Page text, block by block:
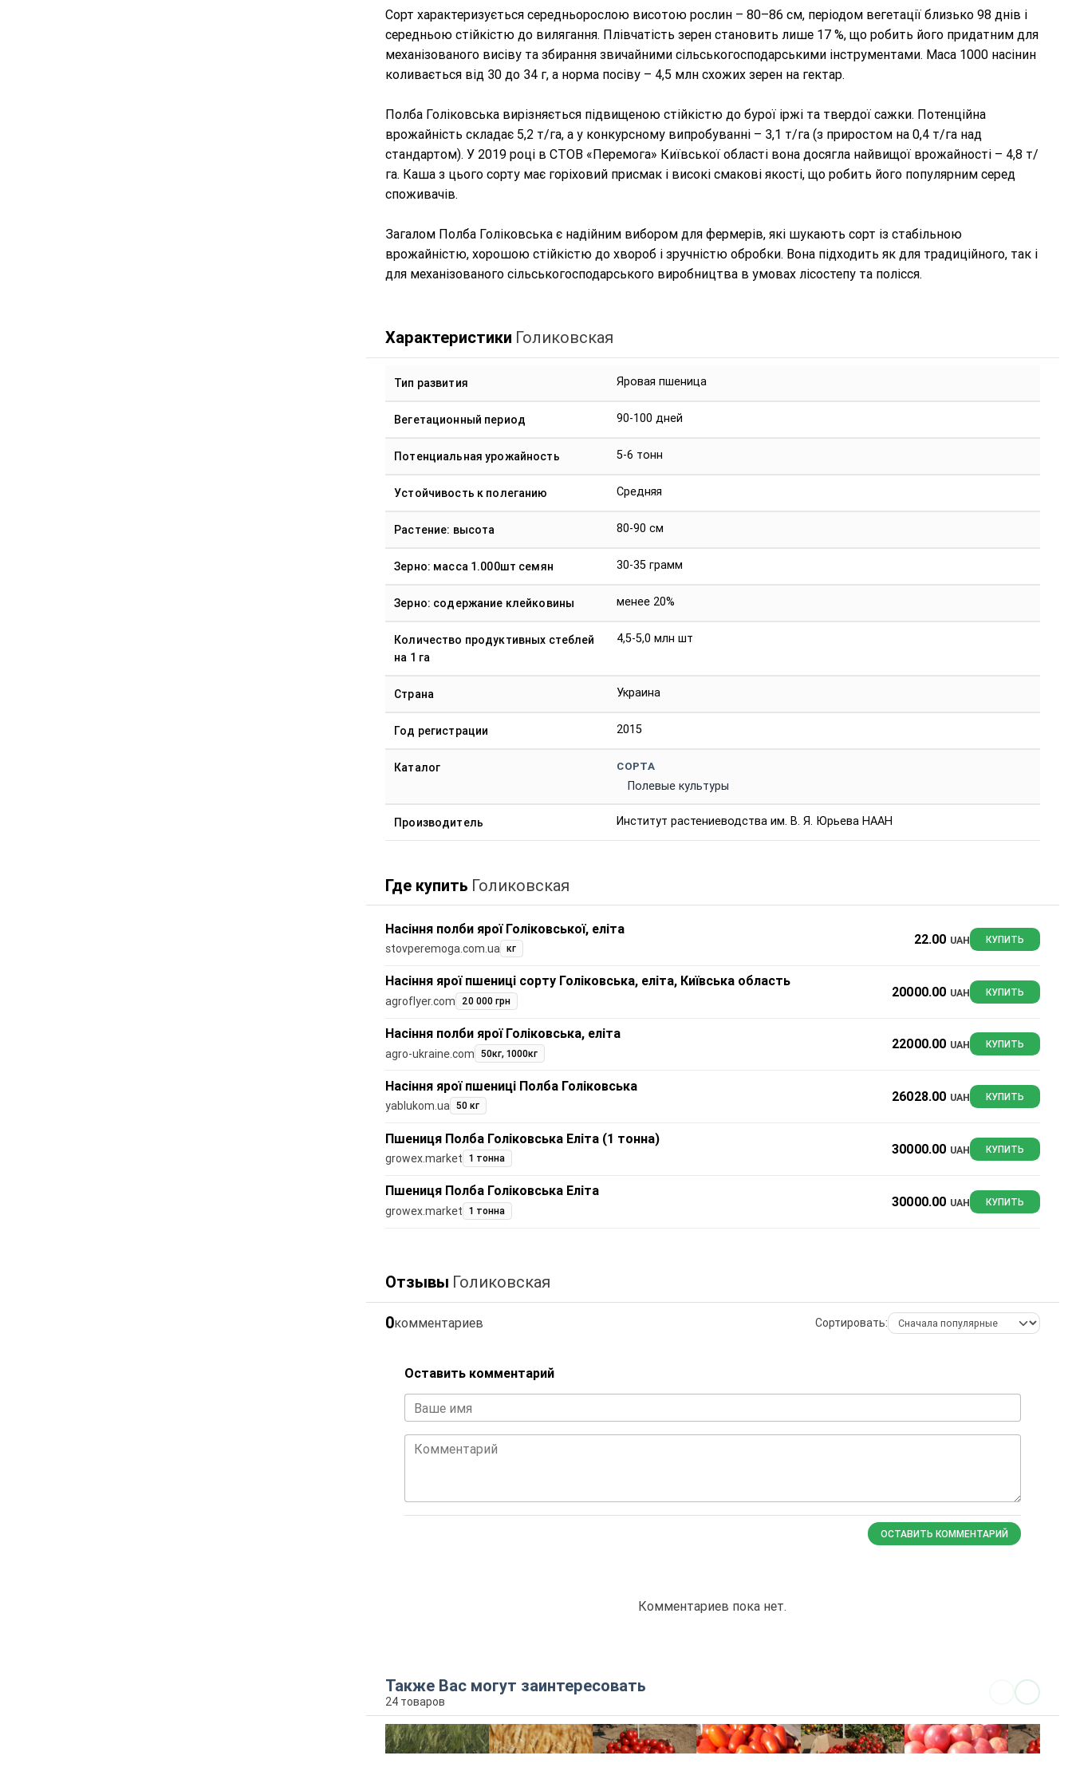
Сорт характеризується середньорослою висотою рослин – 80–86 см, періодом вегетації близько 98 днів і
середньою стійкістю до вилягання. Плівчатість зерен становить лише 17 %, що робить його придатним для
механізованого висіву та збирання звичайними сільськогосподарськими інструментами. Маса 1000 насінин
коливається від 30 до 34 г, а норма посіву – 4,5 млн схожих зерен на гектар.
Полба Голіковська вирізняється підвищеною стійкістю до бурої іржі та твердої сажки. Потенційна
врожайність складає 5,2 т/га, а у конкурсному випробуванні – 3,1 т/га (з приростом на 0,4 т/га над
стандартом). У 2019 році в СТОВ «Перемога» Київської області вона досягла найвищої врожайності – 4,8 т/
га. Каша з цього сорту має горіховий присмак і високі смакові якості, що робить його популярним серед
споживачів.
Загалом Полба Голіковська є надійним вибором для фермерів, які шукають сорт із стабільною
врожайністю, хорошою стійкістю до хвороб і зручністю обробки. Вона підходить як для традиційного, так і
для механізованого сільськогосподарського виробництва в умовах лісостепу та полісся.
Характеристики Голиковская
Тип развития Яровая пшеница
Вегетационный период 90-100 дней
Потенциальная урожайность 5-6 тонн
Устойчивость к полеганию Средняя
Растение: высота 80-90 см
Зерно: масса 1.000шт семян 30-35 грамм
Зерно: содержание клейковины менее 20%
Количество продуктивных стеблей
на 1 га
4,5-5,0 млн шт
Страна Украина
Год регистрации 2015
Каталог СОРТА
Полевые культуры
Производитель Институт растениеводства им. В. Я. Юрьева НААН
Где купить Голиковская
Насіння полби ярої Голіковської, еліта
stovperemoga.com.ua кг
22.00 UAH КУПИТЬ
Насіння ярої пшениці сорту Голіковська, еліта, Київська область
agroflyer.com 20 000 грн
20000.00 UAH КУПИТЬ
Насіння полби ярої Голіковська, еліта
agro-ukraine.com 50кг, 1000кг
22000.00 UAH КУПИТЬ
Насіння ярої пшениці Полба Голіковська
yablukom.ua 50 кг
26028.00 UAH КУПИТЬ
Пшениця Полба Голіковська Еліта (1 тонна)
growex.market 1 тонна
30000.00 UAH КУПИТЬ
Пшениця Полба Голіковська Еліта
growex.market 1 тонна
30000.00 UAH КУПИТЬ
Отзывы Голиковская
0комментариев Сортировать:
Оставить комментарий
Ваше имя
Комментарий
ОСТАВИТЬ КОММЕНТАРИЙ
Комментариев пока нет.
Также Вас могут заинтересовать
24 товаров